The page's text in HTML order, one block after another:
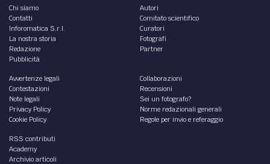
Chi siamo
Contatti
Inforomatica S.r.l.
La nostra storia
Redazione
Pubblicità
Autori
Comitato scientifico
Curatori
Fotografi
Partner
Avvertenze legali
Contestazioni
Note legali
Privacy Policy
Cookie Policy
Collaborazioni
Recensioni
Sei un fotografo?
Norme redazionali generali
Regole per invio e referaggio
RSS contributi
Academy
Archivio articoli